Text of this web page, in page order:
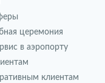
церемония
в аэропорту
клиентам